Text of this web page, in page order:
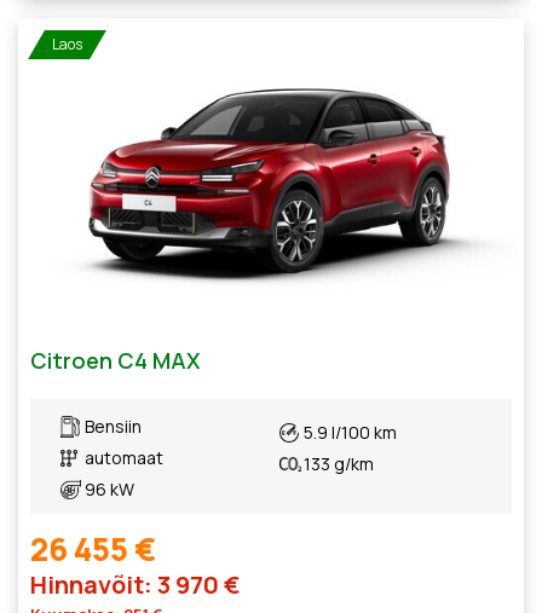
Laos
Citroen C4 MAX
Bensiin
automaat
96 kW
5.9 l/100 km
133 g/km
26 455 €
Hinnavõit: 3 970 €